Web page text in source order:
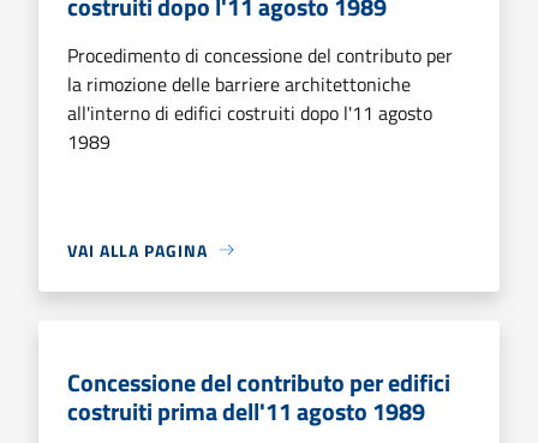
Procedimento di concessione del contributo per
la rimozione delle barriere architettoniche
all'interno di edifici costruiti dopo l'11 agosto
1989
VAI ALLA PAGINA
Concessione del contributo per edifici
costruiti prima dell'11 agosto 1989